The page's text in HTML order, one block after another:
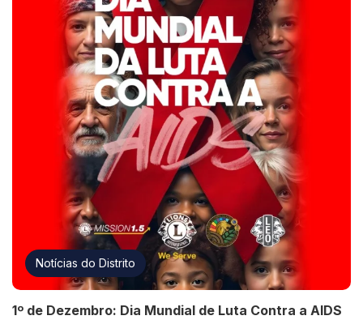
Notícias do Distrito
1º de Dezembro: Dia Mundial de Luta Contra a AIDS